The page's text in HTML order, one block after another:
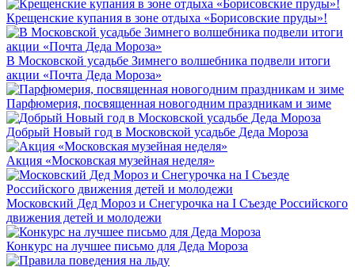
Крещенские купания в зоне отдыха «Борисовские пруды»!
В Московской усадьбе Зимнего волшебника подвели итоги
акции «Почта Деда Мороза»
Парфюмерия, посвященная новогодним праздникам и зиме
Добрый Новый год в Московской усадьбе Деда Мороза
Акция «Московская музейная неделя»
Московский Дед Мороз и Снегурочка на I Съезде Российского
движения детей и молодежи
Конкурс на лучшее письмо для Деда Мороза